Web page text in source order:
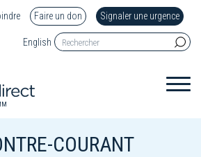
Faire un don Signaler une urgence
English
COURANT